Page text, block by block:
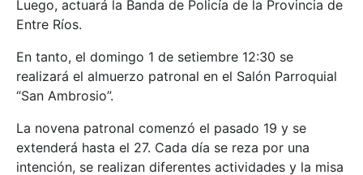
Luego, actuará la Banda de Policía de la Provincia de
Entre Ríos.
En tanto, el domingo 1 de setiembre 12:30 se
realizará el almuerzo patronal en el Salón Parroquial
“San Ambrosio”.
La novena patronal comenzó el pasado 19 y se
extenderá hasta el 27. Cada día se reza por una
intención, se realizan diferentes actividades y la misa